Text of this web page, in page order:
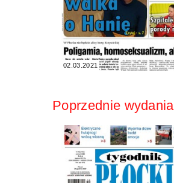
02.03.2021
Poprzednie wydania